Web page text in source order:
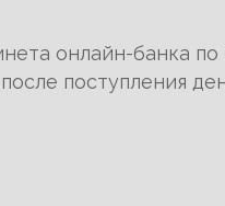
онлайн-банка
поступления